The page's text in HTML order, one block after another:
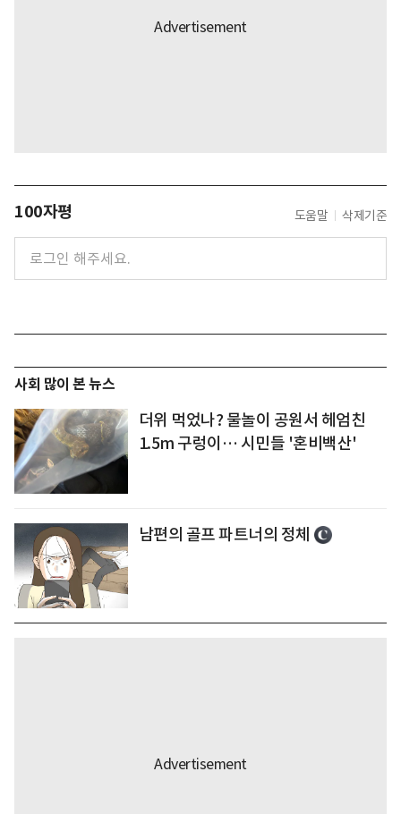
100자평 도움말 삭제기준
사회 많이 본 뉴스
더위 먹었나? 물놀이 공원서 헤엄친
1.5m 구렁이… 시민들 '혼비백산'
남편의 골프 파트너의 정체